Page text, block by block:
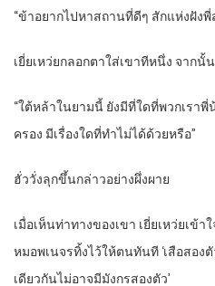
“ข้าอยากไปหาสถานที่ดีๆ สักแห่งฝังพี่
เยี่ยเหว่ยกลอกตาใส่เขาทีหนึ่ง จาก
“ใต้หล้าในยามนี้ ยังมีที่ใดที่พวกเรา
ครอง มีเรื่องใดที่ทำไม่ได้ด้วยหรือ”
ฮั่ววั่งลุกขึ้นกล่าวอย่างผึ่งผาย
เมื่อเห็นท่าทางของเขา เยี่ยเหว่ยเข้
หมอพเนจรทิ้งไว้ให้ตนทันที ‘เสือสอ
เดียวกันไม่อาจมีมังกรสองตัว’